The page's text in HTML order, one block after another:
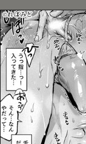
LOVE PANIC
お気に入り